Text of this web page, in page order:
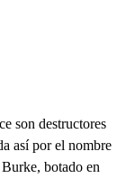
son destructores
así por el nombre
botado en